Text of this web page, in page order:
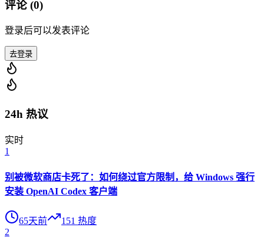
评论 (0)
登录后可以发表评论
去登录
24h 热议
实时
1
别被微软商店卡死了：如何绕过官方限制，给 Windows 强行
安装 OpenAI Codex 客户端
65天前 151 热度
2